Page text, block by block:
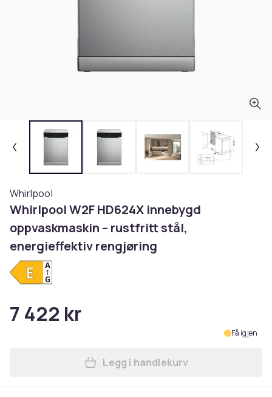
Whirlpool
Whirlpool W2F HD624X innebygd
oppvaskmaskin – rustfritt stål,
energieffektiv rengjøring
7 422 kr
Få igjen
Legg Whirlpool W2F
Legg i handlekurv